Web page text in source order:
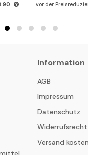
eine hochwirksame
wird. Dank seiner
es schnelle, sichtbare
Haut für lange Zeit
und ein
zu verleihen.
okklusiven,
vor der
Information
AGB
Impressum
Datenschutz
Widerrufsrecht
Versand